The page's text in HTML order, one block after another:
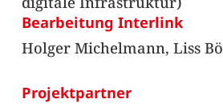
Bearbeitung Interlink
Holger Michelmann, Liss
Projektpartner